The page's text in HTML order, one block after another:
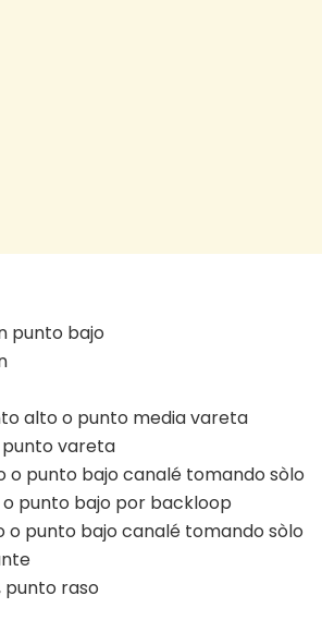
punto bajo
alto o punto media vareta
vareta
o punto bajo canalé tomando sòlo
punto bajo por backloop
o punto bajo canalé tomando sòlo
raso